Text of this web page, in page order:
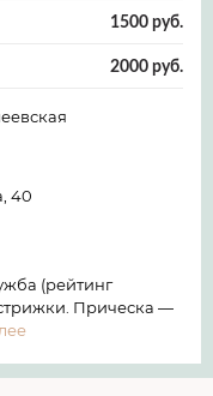
1500 руб.
2000 руб.
40
(рейтинг
Прическа —